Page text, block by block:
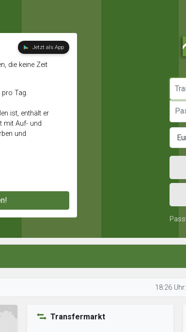
Jetzt als App
die keine Zeit
Tag.
ist, enthält er
mit Auf- und
und
18:26 Uhr:
Transfermarkt